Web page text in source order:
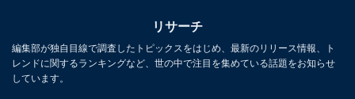
リサーチ
編集部が独自目線で調査したトピックスをはじめ、最新のリリース情報、ト
レンドに関するランキングなど、世の中で注目を集めている話題をお知らせ
しています。